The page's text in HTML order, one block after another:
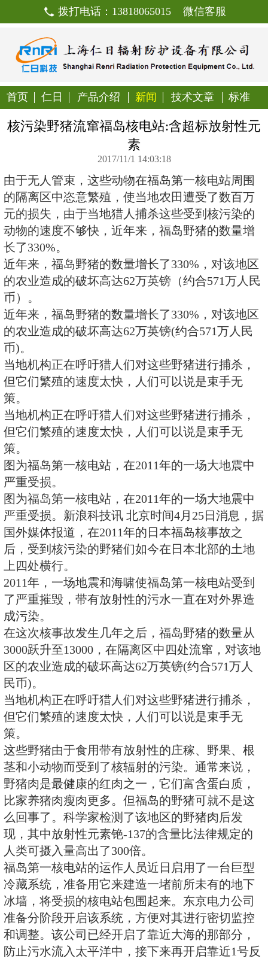
拨打电话：13818065015
首页 产品介绍 新闻
核污染野猪流窜福岛核电站:含
素
2017/11/1 14:03:18
由于无人管束，这些动物在福岛第
的隔离区中恣意繁殖，使当地农田
元的损失，由于当地猎人捕杀这些
动物的速度不够快，近年来，福岛
长了330%。
近年来，福岛野猪的数量增长了
的农业造成的破坏高达62万英镑（
币）。
近年来，福岛野猪的数量增长了
的农业造成的破坏高达62万英镑(
币)。
当地机构正在呼吁猎人们对这些野
但它们繁殖的速度太快，人们可以
策。
当地机构正在呼吁猎人们对这些野
但它们繁殖的速度太快，人们可以
策。
图为福岛第一核电站，在2011年的
严重受损。
图为福岛第一核电站，在2011年的
严重受损。新浪科技讯 北京时间4
国外媒体报道，在2011年的日本福
后，受到核污染的野猪们如今在日
上四处横行。
2011年，一场地震和海啸使福岛第
了严重摧毁，带有放射性的污水一
成污染。
在这次核事故发生几年之后，福岛
3000跃升至13000，在隔离区中四
区的农业造成的破坏高达62万英镑